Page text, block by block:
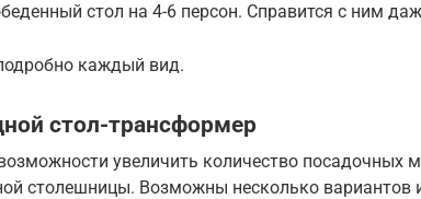
стол на 4-6 персон. Справится с ним
каждый вид.
стол-трансформер
увеличить количество посадочных
столешницы. Возможны несколько вариантов